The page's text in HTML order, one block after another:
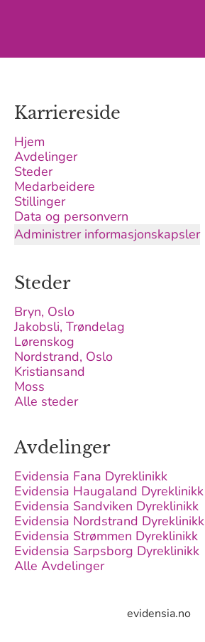
Karriereside
Hjem
Avdelinger
Steder
Medarbeidere
Stillinger
Data og personvern
Administrer informasjonskapsler
Steder
Bryn, Oslo
Jakobsli, Trøndelag
Lørenskog
Nordstrand, Oslo
Kristiansand
Moss
Alle steder
Avdelinger
Evidensia Fana Dyreklinikk
Evidensia Haugaland Dyreklinikk
Evidensia Sandviken Dyreklinikk
Evidensia Nordstrand Dyreklinikk
Evidensia Strømmen Dyreklinikk
Evidensia Sarpsborg Dyreklinikk
Alle Avdelinger
evidensia.no